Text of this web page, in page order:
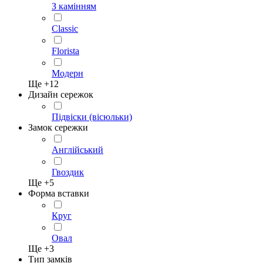
З камінням
Classic
Florista
Модерн
Ще +12
Дизайн сережок
Підвіски (вісюльки)
Замок сережки
Англійський
Гвоздик
Ще +5
Форма вставки
Круг
Овал
Ще +3
Тип замків